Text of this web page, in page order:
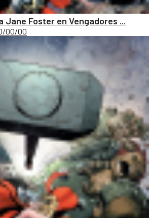
Jane Foster en Vengadores ...
00/00